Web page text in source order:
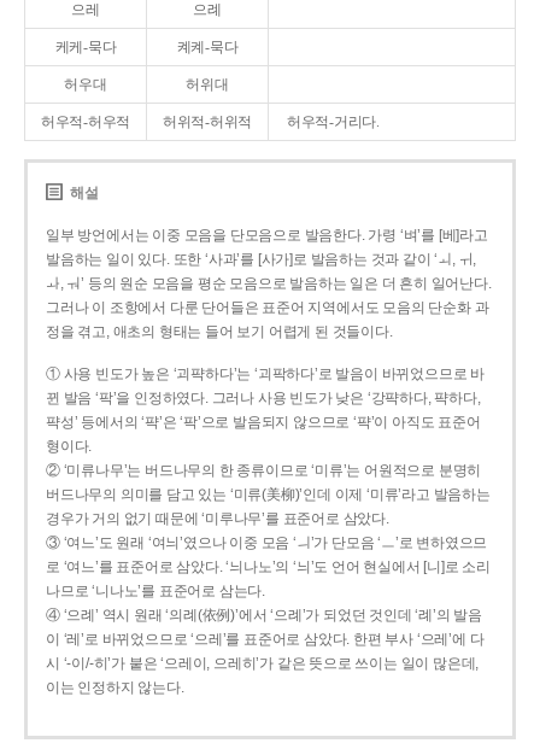
으레 으례
케케-묵다 켸켸-묵다
허우대 허위대
허우적-허우적 허위적-허위적 허우적-거리다.
해설
일부 방언에서는 이중 모음을 단모음으로 발음한다. 가령 ‘벼’를 [베]라고
발음하는 일이 있다. 또한 ‘사과’를 [사가]로 발음하는 것과 같이 ‘ㅚ, ㅟ,
ㅘ, ㅝ’ 등의 원순 모음을 평순 모음으로 발음하는 일은 더 흔히 일어난다.
그러나 이 조항에서 다룬 단어들은 표준어 지역에서도 모음의 단순화 과
정을 겪고, 애초의 형태는 들어 보기 어렵게 된 것들이다.
① 사용 빈도가 높은 ‘괴퍅하다’는 ‘괴팍하다’로 발음이 바뀌었으므로 바
뀐 발음 ‘팍’을 인정하였다. 그러나 사용 빈도가 낮은 ‘강퍅하다, 퍅하다,
퍅성’ 등에서의 ‘퍅’은 ‘팍’으로 발음되지 않으므로 ‘퍅’이 아직도 표준어
형이다.
② ‘미류나무’는 버드나무의 한 종류이므로 ‘미류’는 어원적으로 분명히
버드나무의 의미를 담고 있는 ‘미류(美柳)’인데 이제 ‘미류’라고 발음하는
경우가 거의 없기 때문에 ‘미루나무’를 표준어로 삼았다.
③ ‘여느’도 원래 ‘여늬’였으나 이중 모음 ‘ㅢ’가 단모음 ‘ㅡ’로 변하였으므
로 ‘여느’를 표준어로 삼았다. ‘늬나노’의 ‘늬’도 언어 현실에서 [니]로 소리
나므로 ‘니나노’를 표준어로 삼는다.
④ ‘으례’ 역시 원래 ‘의례(依例)’에서 ‘으례’가 되었던 것인데 ‘례’의 발음
이 ‘레’로 바뀌었으므로 ‘으레’를 표준어로 삼았다. 한편 부사 ‘으레’에 다
시 ‘-이/-히’가 붙은 ‘으레이, 으레히’가 같은 뜻으로 쓰이는 일이 많은데,
이는 인정하지 않는다.